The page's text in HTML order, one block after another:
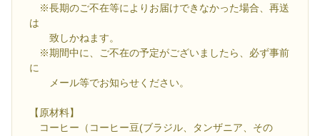
※長期のご不在等によりお届けできなかった場合、再送
は
致しかねます。
※期間中に、ご不在の予定がございましたら、必ず事前
に
メール等でお知らせください。
【原材料】
コーヒー（コーヒー豆(ブラジル、タンザニア、その